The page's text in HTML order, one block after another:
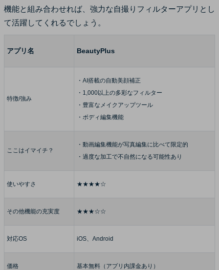
機能と組み合わせれば、強力な自撮りフィルターアプリとし
て活躍してくれるでしょう。
アプリ名 BeautyPlus
特徴/強み
・AI搭載の自動美顔補正
・1,000以上の多彩なフィルター
・豊富なメイクアップツール
・ボディ編集機能
ここはイマイチ？
・動画編集機能が写真編集に比べて限定的
・過度な加工で不自然になる可能性あり
使いやすさ ★★★★☆
その他機能の充実度 ★★★☆☆
対応OS iOS、Android
価格 基本無料（アプリ内課金あり）